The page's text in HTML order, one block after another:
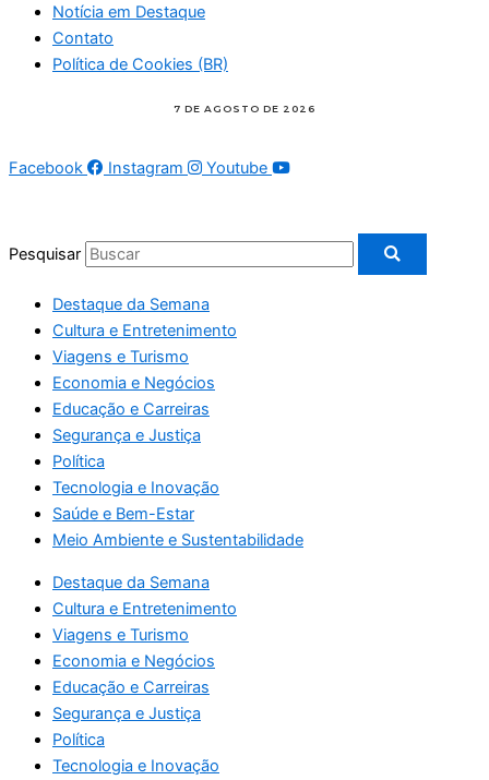
Notícia em Destaque
Contato
Política de Cookies (BR)
Facebook Instagram Youtube
Pesquisar
Destaque da Semana
Cultura e Entretenimento
Viagens e Turismo
Economia e Negócios
Educação e Carreiras
Segurança e Justiça
Política
Tecnologia e Inovação
Saúde e Bem-Estar
Meio Ambiente e Sustentabilidade
Destaque da Semana
Cultura e Entretenimento
Viagens e Turismo
Economia e Negócios
Educação e Carreiras
Segurança e Justiça
Política
Tecnologia e Inovação